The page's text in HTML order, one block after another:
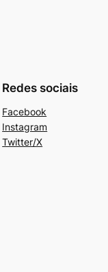
Redes sociais
Facebook
Instagram
Twitter/X